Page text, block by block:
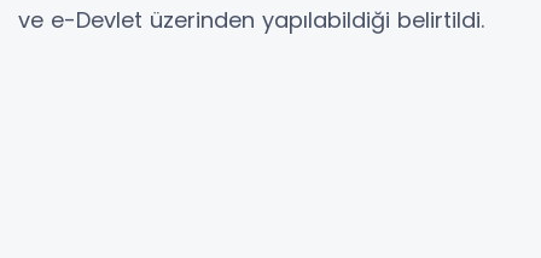
ve e-Devlet üzerinden yapılabildiği belirtildi.